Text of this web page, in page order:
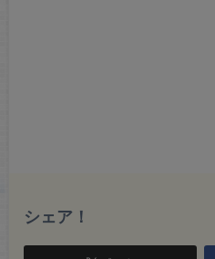
シェア！